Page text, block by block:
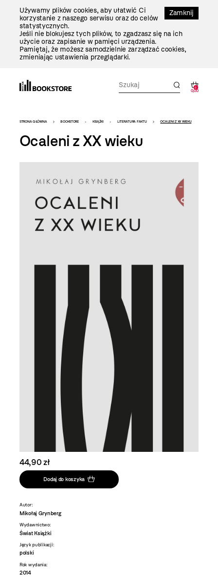
Zamknij
Używamy plików cookies, aby ułatwić Ci
korzystanie z naszego serwisu oraz do celów
statystycznych.
Jeśli nie blokujesz tych plików, to zgadzasz się na ich
użycie oraz zapisanie w pamięci urządzenia.
Pamiętaj, że możesz samodzielnie zarządzać cookies,
zmieniając ustawienia przeglądarki.
0
0,00
Bookstore
-
szablon
szczegóły
STRONA GŁÓWNA BOOKSTORE KSIĄŻKI LITERATURA FAKTU OCALENI Z XX WIEKU
Ocaleni z XX wieku
44,90 zł
Dodaj do koszyka
Autor:
Mikołaj Grynberg
Wydawnictwo:
Świat Książki
Język publikacji:
polski
Rok wydania:
2014